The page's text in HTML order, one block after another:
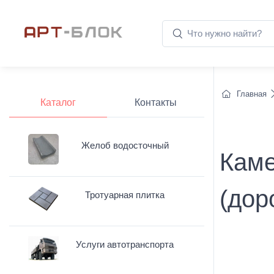
Главная
Каталог Контакты
Желоб водосточный
Тротуарная плитка
Услуги автотранспорта